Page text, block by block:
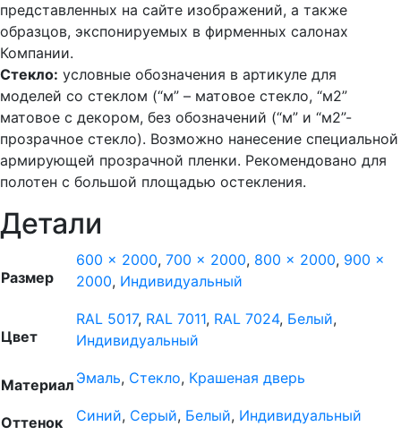
представленных на сайте изображений, а также
образцов, экспонируемых в фирменных салонах
Компании.
Стекло: условные обозначения в артикуле для
моделей со стеклом (“м” – матовое стекло, “м2”
матовое с декором, без обозначений (“м” и “м2”-
прозрачное стекло). Возможно нанесение специальной
армирующей прозрачной пленки. Рекомендовано для
полотен с большой площадью остекления.
Детали
Размер
600 x 2000, 700 x 2000, 800 x 2000, 900 x
2000, Индивидуальный
Цвет
RAL 5017, RAL 7011, RAL 7024, Белый,
Индивидуальный
Материал Эмаль, Стекло, Крашеная дверь
Оттенок Синий, Серый, Белый, Индивидуальный